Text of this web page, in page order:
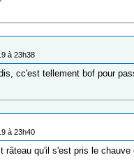
à 23h38
cc'est tellement bof pour
à 23h40
râteau qu'il s'est pris le chauve